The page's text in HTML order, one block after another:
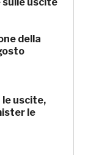
sulle uscite
della
le uscite,
le